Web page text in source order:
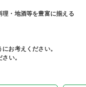
・地酒等を豊富に揃える
お考えください。
い。